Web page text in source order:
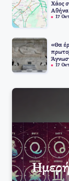
Χάος
Αθήνα
17
«Θα
17